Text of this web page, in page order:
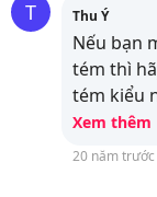
T Thu Ý
Nếu bạn
tém thì
tém kiểu
Xem thêm
20 năm trước